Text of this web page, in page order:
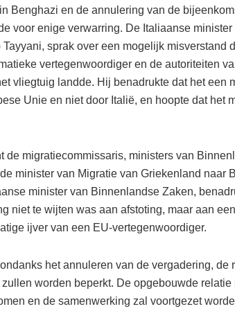
Benghazi en de annulering van de
voor enige verwarring. De Italiaanse minister
sprak over een mogelijk misverstand
vertegenwoordiger en de autoriteiten
vliegtuig landde. Hij benadrukte dat het een
Unie en niet door Italië, en hoopte dat het
de migratiecommissaris, ministers van
minister van Migratie van Griekenland naar
minister van Binnenlandse Zaken,
niet te wijten was aan afstoting, maar aan
ijver van een EU-vertegenwoordiger.
het annuleren van de vergadering, de
worden beperkt. De opgebouwde relatie
en de samenwerking zal voortgezet